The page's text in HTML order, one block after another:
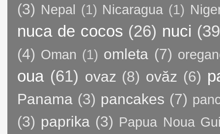
(3) Nepal (1) Nicaragua (1)
nuca de cocos (26) nuci
(4) Oman (1) omleta (7)
oua (61) ovaz (8) ovăz (6)
Panama (3) pancakes (7)
(3) paprika (3) Papua Noua